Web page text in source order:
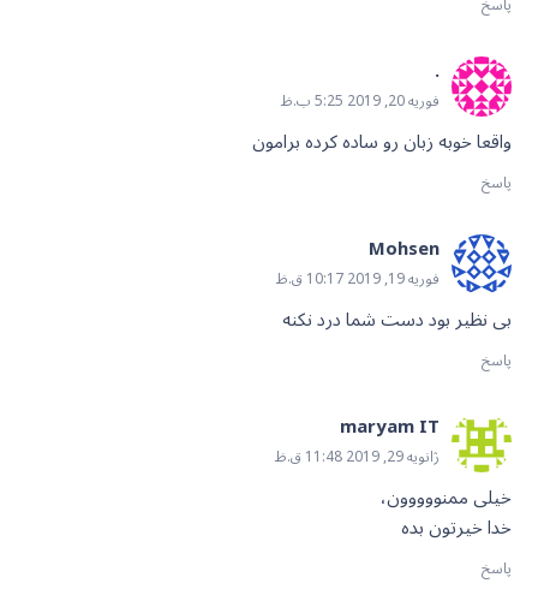
.
فوریه 20, 2019 5:25 ب.ظ
واقعا خوبه زبان رو ساده کرده برامون
پاسخ
Mohsen
فوریه 19, 2019 10:17 ق.ظ
بی نظیر بود دست شما درد نکنه
پاسخ
maryam IT
ژانویه 29, 2019 11:48 ق.ظ
خیلی ممنووووون،
خدا خیرتون بده
پاسخ